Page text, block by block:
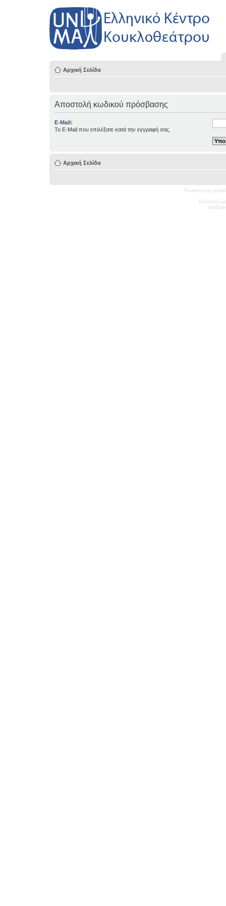
Αρχική Σελίδα
Αποστολή κωδικού πρόσβασης
E-Mail:
Το E-Mail που επιλέξατε κατά την εγγραφή σας.
Αρχική Σελίδα
Powered by
Ελληνική
pro